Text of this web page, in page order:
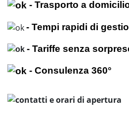
- Trasporto a
- Tempi rapidi di
- Tariffe senza
- Consulenza 360°